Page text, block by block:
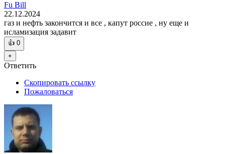
Fu Bill
22.12.2024
газ и нефть закончится и все , капут россие , ну еще и
исламизация задавит
👍 0
+
Ответить
Скопировать ссылку
Пожаловаться